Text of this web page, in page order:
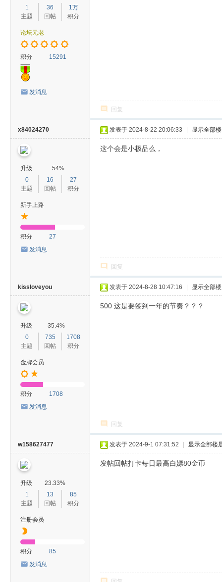
1
主题
36
回帖
1万
积分
论坛元老
积分 15291
发消息
回复
x84024270
升级
54%
0
主题
16
回帖
27
积分
新手上路
积分
27
发消息
发表于 2024-8-22 20:06:33 显示全部
这个会是小极品么，
回复
kissloveyou
升级
35.4%
0
主题
735
回帖
1708
积分
金牌会员
积分
1708
发消息
发表于 2024-8-28 10:47:16 显示全部
500 这是要签到一年的节奏？？？
回复
w158627477
升级
23.33%
1
主题
13
回帖
85
积分
注册会员
积分
85
发消息
发表于 2024-9-1 07:31:52 显示全部楼
发帖回帖打卡每日最高白嫖80金币